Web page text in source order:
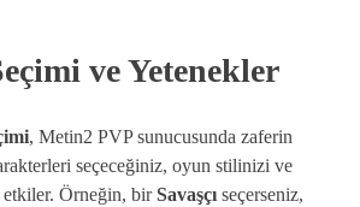
ve Yetenekler
, Metin2 PVP sunucusunda zaferin
seçeceğiniz, oyun stilinizi ve
Örneğin, birSavaşçı seçerseniz,